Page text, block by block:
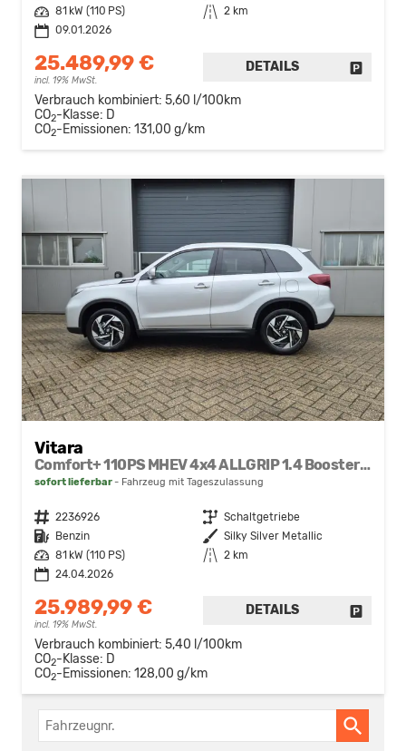
Leistung
81 kW (110 PS) Kilometerstand
2 km
09.01.2026
25.489,99 €
incl. 19% MwSt.
DETAILS
Verbrauch kombiniert: 5,60 l/100km
CO2-Klasse: D
CO2-Emissionen: 131,00 g/km
Vitara
Comfort+ 110PS MHEV 4x4 ALLGRIP 1.4 Boosterjet Allrad Teilleder mit Alcantara Navi Klimaautomatik Sitzheizung ACC PDC v+h Rückf.Kamera Suzuki-Radio Apple CarPlay Android Auto Touchscreen 2xKeyless 17-LM
sofort lieferbar Fahrzeug mit Tageszulassung
Fahrzeugnr. 2236926 Getriebe Schaltgetriebe
Kraftstoff
Benzin Außenfarbe Silky Silver Metallic
Leistung
81 kW (110 PS) Kilometerstand
2 km
24.04.2026
25.989,99 €
incl. 19% MwSt.
DETAILS
Verbrauch kombiniert: 5,40 l/100km
CO2-Klasse: D
CO2-Emissionen: 128,00 g/km
Fahrzeugnr.